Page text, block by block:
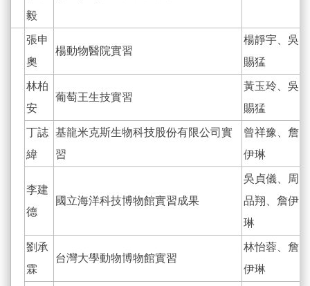
毅
張申
奧
楊動物醫院實習
楊靜宇、吳
賜猛
林柏
安
葡萄王生技實習
黃玉玲、吳
賜猛
丁誌
緯
基龍米克斯生物科技股份有限公司實
習
曾祥豫、詹
伊琳
李建
德
國立海洋科技博物館實習成果
吳貞儀、周
品翔、詹伊
琳
劉承
霖
台灣大學動物博物館實習
林怡蓉、詹
伊琳